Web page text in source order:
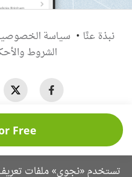
Free
نبذة عنَّا سياسة
الشروط
حقوق الطبع والنشر ©
تستخدم «نجوى» ملفات